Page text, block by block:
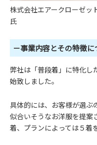
株式会社エアークローゼ
氏
－事業内容とその特徴
弊社は「普段着」に特化し
始致しました。
具体的には、お客様が選ぶ
似合いそうなお洋服を提案
着、プランによっては５着